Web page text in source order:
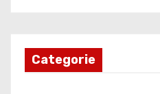
Categorie